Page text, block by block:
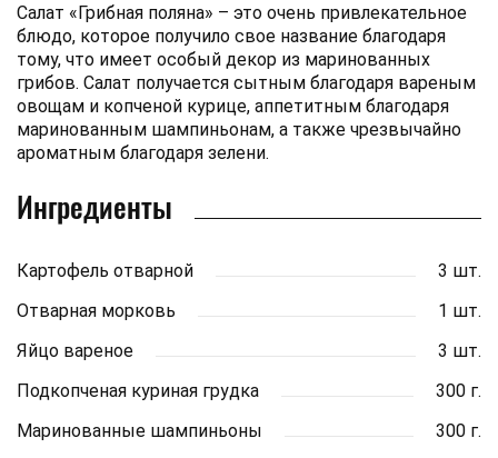
Салат «Грибная поляна» – это очень привлекательное
блюдо, которое получило свое название благодаря
тому, что имеет особый декор из маринованных
грибов. Салат получается сытным благодаря вареным
овощам и копченой курице, аппетитным благодаря
маринованным шампиньонам, а также чрезвычайно
ароматным благодаря зелени.
Ингредиенты
Картофель отварной
3 шт.
Отварная морковь
1 шт.
Яйцо вареное
3 шт.
Подкопченая куриная грудка
300 г.
Маринованные шампиньоны
300 г.